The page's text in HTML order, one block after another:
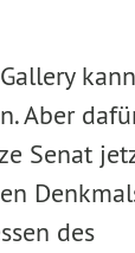
Aber
Senat
des